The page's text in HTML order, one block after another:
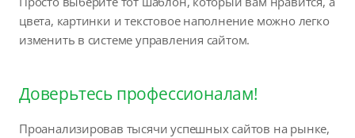
цвета, картинки и текстовое наполнение можно легко
изменить в системе управления сайтом.
Доверьтесь профессионалам!
Проанализировав тысячи успешных сайтов на рынке,